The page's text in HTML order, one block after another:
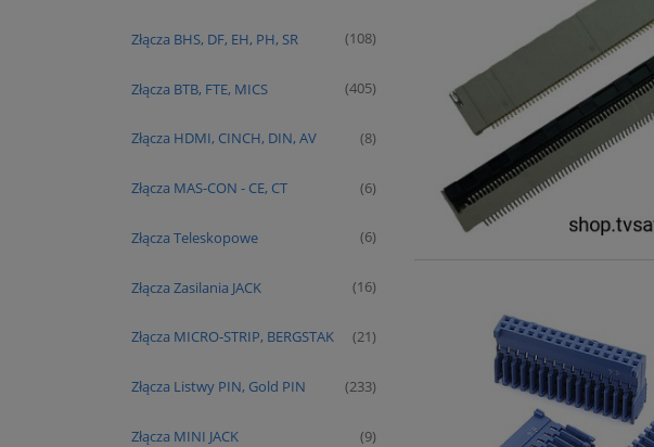
Złącza BHS, DF, EH, PH, SR (108)
Złącza BTB, FTE, MICS (405)
Złącza HDMI, CINCH, DIN, AV (8)
Złącza MAS-CON - CE, CT (6)
Złącza Teleskopowe (6)
Złącza Zasilania JACK (16)
Złącza MICRO-STRIP, BERGSTAK (21)
Złącza Listwy PIN, Gold PIN (233)
Złącza MINI JACK (9)